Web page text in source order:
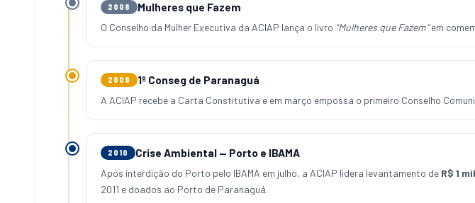
2008 Mulheres que Fazem
O Conselho da Mulher Executiva da ACIAP lança o livro "Mulheres que Fazem"em
2009 1º Conseg de Paranaguá
A ACIAP recebe a Carta Constitutiva e em março empossa o primeiro Conselho
2010 Crise Ambiental — Porto e IBAMA
Após interdição do Porto pelo IBAMA em julho, a ACIAP lidera levantamento de R$ 1
2011 e doados ao Porto de Paranaguá.